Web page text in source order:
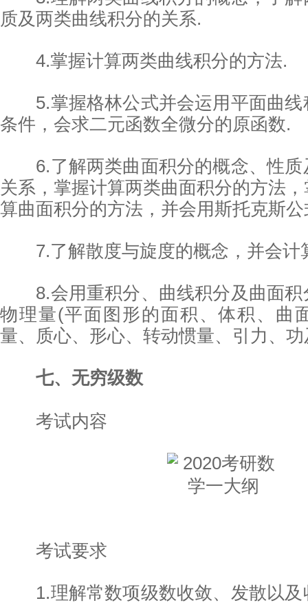
质及两类曲线积分的关系.
4.掌握计算两类曲线积分的方法.
5.掌握格林公式并会运用平面曲线
条件，会求二元函数全微分的原函数.
6.了解两类曲面积分的概念、性质
关系，掌握计算两类曲面积分的方法
算曲面积分的方法，并会用斯托克斯
7.了解散度与旋度的概念，并会计
8.会用重积分、曲线积分及曲面积
物理量(平面图形的面积、体积、曲
量、质心、形心、转动惯量、引力、
七、无穷级数
考试内容
考试要求
1.理解常数项级数收敛、发散以及